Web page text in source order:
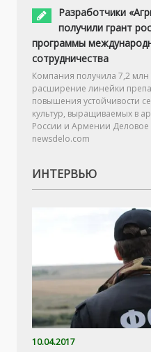
Разработчики
получили грант
программы
сотрудничества
Компания получила 7,2
расширение линейки
повышения устойчивости
культур, выращиваемых в
России и Армении
newsdelo.com
ИНТЕРВЬЮ
10.04.2017